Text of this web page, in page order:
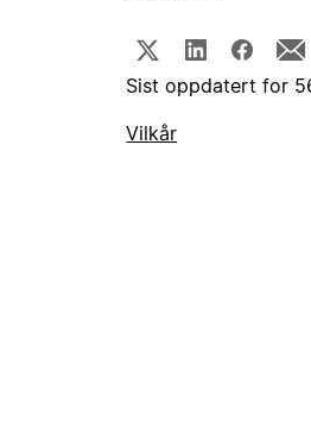
Sist oppdatert for
Vilkår